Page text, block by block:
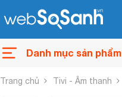
Danh mục sản phẩm
Trang chủ Tivi - Âm thanh